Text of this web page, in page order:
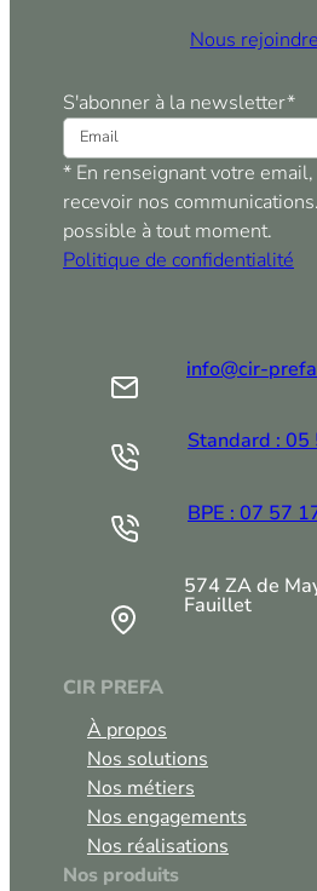
Nous rejoindre
S'abonner à la newsletter*
* En renseignant votre email,
recevoir nos
possible à tout moment.
Politique de confidentialité
info@cir-
Standard :
BPE : 07 57
574 ZA de
Fauillet
CIR PREFA
À propos
Nos solutions
Nos métiers
Nos engagements
Nos réalisations
Nos produits